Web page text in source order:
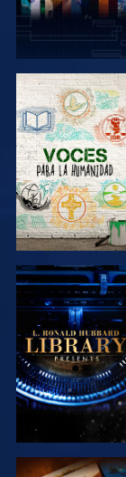
EXPLORA LAS
SERIES
EXPLORA LAS
SERIES